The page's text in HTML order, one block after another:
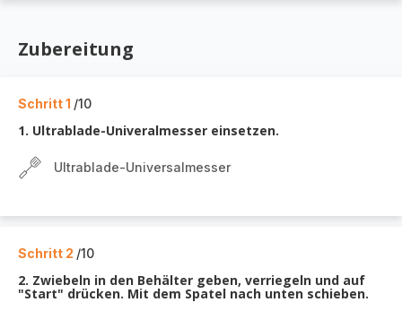
Zubereitung
Schritt 1 /10
1. Ultrablade-Univeralmesser einsetzen.
Ultrablade-Universalmesser
Schritt 2 /10
2. Zwiebeln in den Behälter geben, verriegeln und auf
"Start" drücken. Mit dem Spatel nach unten schieben.